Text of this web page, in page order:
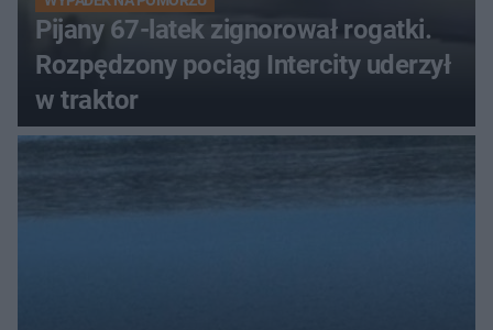
Pijany 67-latek zignorował rogatki.
Rozpędzony pociąg Intercity uderzył
w traktor